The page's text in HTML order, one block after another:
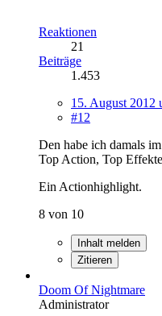
Reaktionen
21
Beiträge
1.453
15. August 2012
#12
Den habe ich damals
Top Action, Top
Ein Actionhighlight.
8 von 10
Inhalt melden
Zitieren
Doom Of Nightmare
Administrator